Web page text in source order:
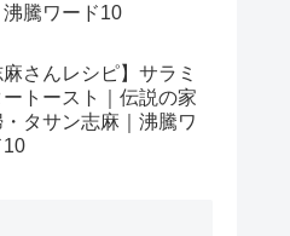
沸騰ワード10
麻さんレシピ】サラミ
トースト｜伝説の家
タサン志麻｜沸騰ワ
10